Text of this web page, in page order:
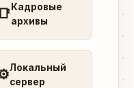
📑 Кадровые
архивы
Локальный
сервер